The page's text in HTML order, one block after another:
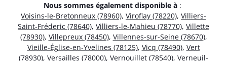
Nous sommes également disponible à :
Voisins-le-Bretonneux (78960), Viroflay (78220), Villiers-
Saint-Fréderic (78640), Villiers-le-Mahieu (78770), Villette
(78930), Villepreux (78450), Villennes-sur-Seine (78670),
Vieille-Église-en-Yvelines (78125), Vicq (78490), Vert
(78930), Versailles (78000), Vernouillet (78540), Verneuil-